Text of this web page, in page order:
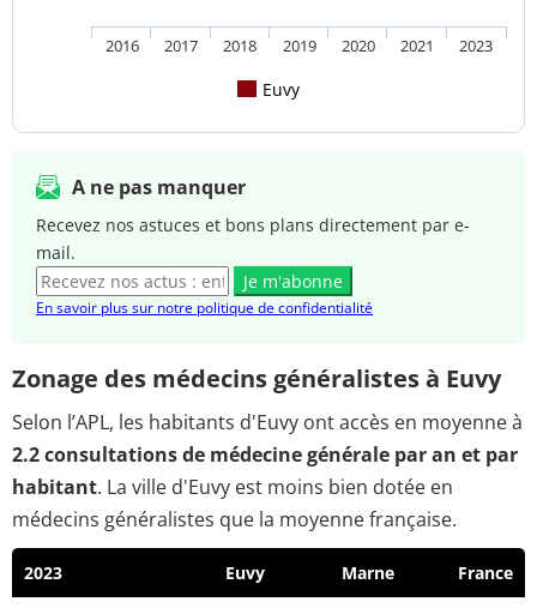
Euvy
2016 2017 2018 2019 2020 2021 2023
A ne pas manquer
Recevez nos astuces et bons plans directement par e-
mail.
Je m'abonne
En savoir plus sur notre politique de confidentialité
Zonage des médecins généralistes à Euvy
Selon l’APL, les habitants d'Euvy ont accès en moyenne à
2.2 consultations de médecine générale par an et par
habitant. La ville d'Euvy est moins bien dotée en
médecins généralistes que la moyenne française.
2023 Euvy Marne France